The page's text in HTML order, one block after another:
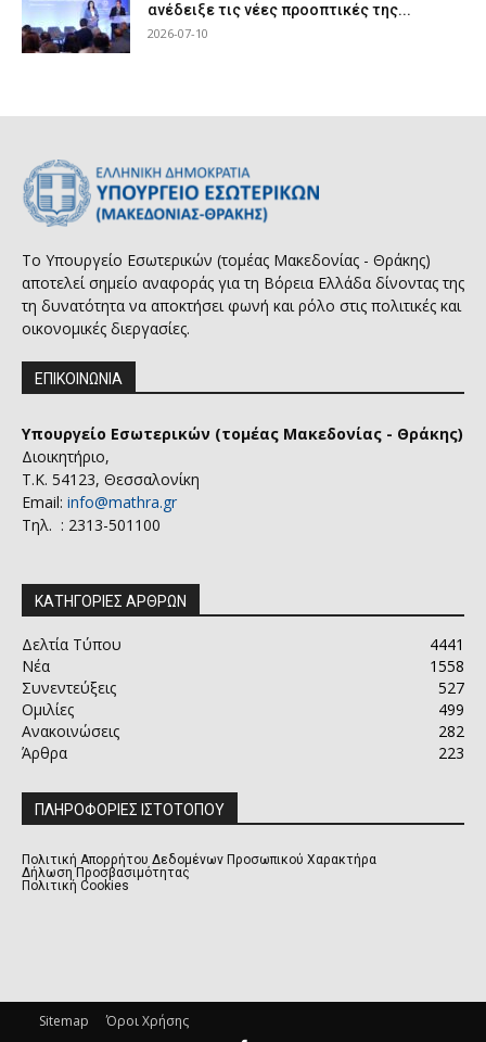
ανέδειξε τις νέες προοπτικές της...
2026-07-10
Το Υπουργείο Εσωτερικών (τομέας Μακεδονίας - Θράκης)
αποτελεί σημείο αναφοράς για τη Βόρεια Ελλάδα δίνοντας της
τη δυνατότητα να αποκτήσει φωνή και ρόλο στις πολιτικές και
οικονομικές διεργασίες.
ΕΠΙΚΟΙΝΩΝΙΑ
Υπουργείο Εσωτερικών (τομέας Μακεδονίας - Θράκης)
Διοικητήριο,
Τ.Κ. 54123, Θεσσαλονίκη
Email: info@mathra.gr
Τηλ. : 2313-501100
ΚΑΤΗΓΟΡΙΕΣ ΑΡΘΡΩΝ
Δελτία Τύπου
4441
Νέα
1558
Συνεντεύξεις
527
Ομιλίες
499
Ανακοινώσεις
282
Άρθρα
223
ΠΛΗΡΟΦΟΡΙΕΣ ΙΣΤΟΤΟΠΟΥ
Πολιτική Απορρήτου Δεδομένων Προσωπικού Χαρακτήρα
Δήλωση Προσβασιμότητας
Πολιτική Cookies
Sitemap Όροι Χρήσης